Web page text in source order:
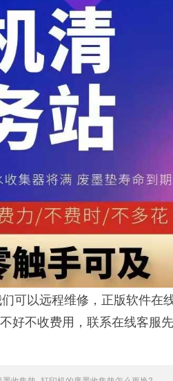
可以远程维修，正版软件在
好不收费用，联系在线客服